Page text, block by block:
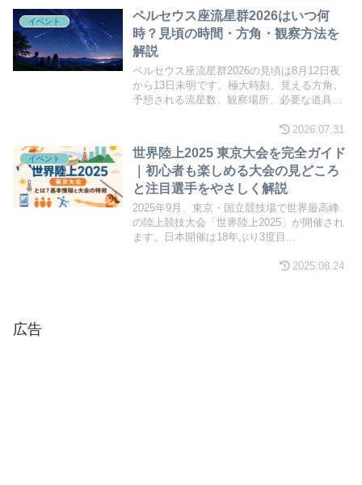
イベント
ペルセウス座流星群2026はいつ何
時？見頃の時間・方角・観察方法を
解説
ペルセウス座流星群2026の見頃は8月12日夜
から13日未明です。極大時刻、見える方角、
予想される流星数、観察場所、必要な道具、
2026.07.31
イベント
世界陸上2025 東京大会を完全ガイド
｜初心者も楽しめる大会の見どころ
と注目選手をやさしく解説
2025年9月、東京・国立競技場で世界最高峰
の陸上競技大会「世界陸上2025」が開催され
ます。日本開催は18年ぶり3度目...
2025.08.24
広告